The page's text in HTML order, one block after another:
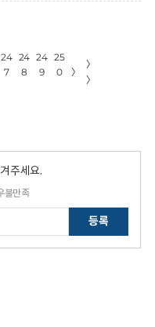
24
7
24
8
24
9
25
0
〉
〉
〉
주세요.
불만족
등록